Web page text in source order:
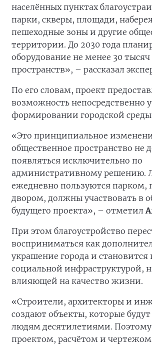
населённых пунктах
парки, скверы, площади,
пешеходные зоны и другие
территории. До 2030 года
оборудование не менее 30 тысяч
пространств», – рассказал
По его словам, проект
возможность непосредственно
формировании городской
«Это принципиальное
общественное пространство не
появляться исключительно по
административному решению.
ежедневно пользуются
двором, должны участвовать в
будущего проекта», – отметил
При этом благоустройство
восприниматься как
украшение города и
социальной инфраструктурой,
влияющей на качество жизни.
«Строители, архитекторы и
создают объекты, которые
людям десятилетиями.
проектом, расчётом и